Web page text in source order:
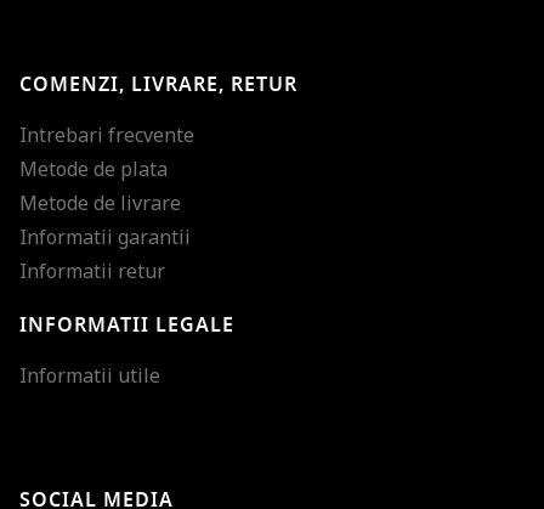
COMENZI, LIVRARE, RETUR
Intrebari frecvente
Metode de plata
Metode de livrare
Informatii garantii
Informatii retur
INFORMATII LEGALE
Informatii utile
SOCIAL MEDIA